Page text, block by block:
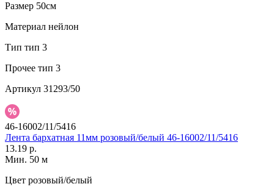
Размер 50см
Материал нейлон
Тип тип 3
Прочее тип 3
Артикул 31293/50
46-16002/11/5416
Лента бархатная 11мм розовый/белый 46-16002/11/5416
13.19 р.
Мин. 50 м
Цвет розовый/белый